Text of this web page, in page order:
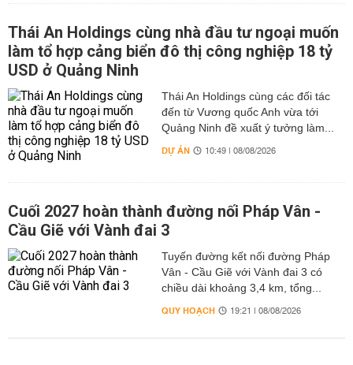
Thái An Holdings cùng nhà đầu tư ngoại muốn
làm tổ hợp cảng biển đô thị công nghiệp 18 tỷ
USD ở Quảng Ninh
Thái An Holdings cùng các đối tác
đến từ Vương quốc Anh vừa tới
Quảng Ninh đề xuất ý tưởng làm...
DỰ ÁN 10:49 | 08/08/2026
Cuối 2027 hoàn thành đường nối Pháp Vân -
Cầu Giẽ với Vành đai 3
Tuyến đường kết nối đường Pháp
Vân - Cầu Giẽ với Vành đai 3 có
chiều dài khoảng 3,4 km, tổng...
QUY HOẠCH 19:21 | 08/08/2026